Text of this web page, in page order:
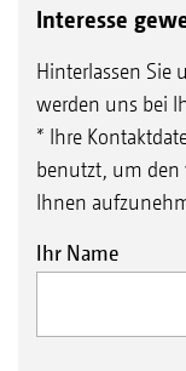
Interesse
Hinterlassen Sie
werden uns bei
* Ihre
benutzt, um den
Ihnen
Ihr Name